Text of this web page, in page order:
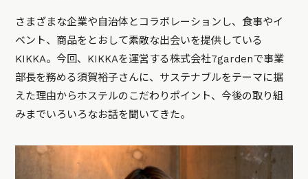
さまざまな企業や自治体とコラボレーションし、食事やイ
ベント、商品をとおして素敵な出会いを提供している
KIKKA。今回、KIKKAを運営する株式会社7gardenで事業
部長を務める須賀裕子さんに、サステナブルをテーマに据
えた理由からホステルのこだわりポイント、今後の取り組
みまでいろいろなお話を聞いてきた。